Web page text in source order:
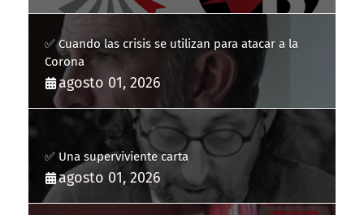
✅ Cuando las crisis se utilizan para atacar a la
Corona
agosto 01, 2026
✅ Una superviviente carta
agosto 01, 2026